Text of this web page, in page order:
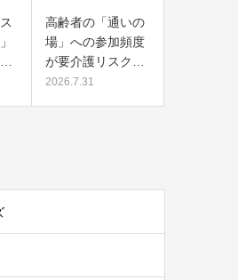
高齢者の「通いの
場」への参加頻度
が要介護リスク…
2026.7.31